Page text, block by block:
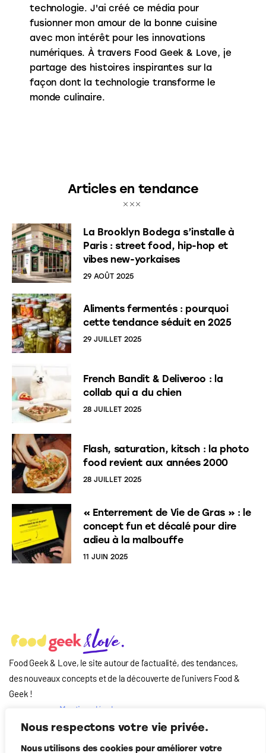
Nous respectons votre vie privée.
Nous utilisons des cookies pour améliorer votre
technologie. J'ai créé ce média pour
fusionner mon amour de la bonne cuisine
avec mon intérêt pour les innovations
numériques. À travers Food Geek & Love, je
partage des histoires inspirantes sur la
façon dont la technologie transforme le
monde culinaire.
Articles en tendance
La Brooklyn Bodega s’installe à
Paris : street food, hip-hop et
vibes new-yorkaises
29 AOÛT 2025
Aliments fermentés : pourquoi
cette tendance séduit en 2025
29 JUILLET 2025
French Bandit & Deliveroo : la
collab qui a du chien
28 JUILLET 2025
Flash, saturation, kitsch : la photo
food revient aux années 2000
28 JUILLET 2025
« Enterrement de Vie de Gras » : le
concept fun et décalé pour dire
adieu à la malbouffe
11 JUIN 2025
Food Geek & Love, le site autour de l’actualité, des tendances,
des nouveaux concepts et de la découverte de l’univers Food&
Geek !
Mentions légales
Qui-sommes nous